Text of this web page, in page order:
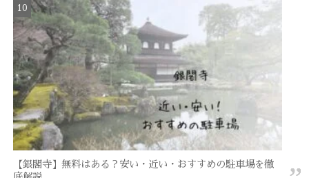
【銀閣寺】無料はある？安い・近い・おすすめの駐車場を徹